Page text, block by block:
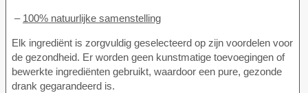
– 100% natuurlijke samenstelling
Elk ingrediënt is zorgvuldig geselecteerd op zijn voordelen voor
de gezondheid. Er worden geen kunstmatige toevoegingen of
bewerkte ingrediënten gebruikt, waardoor een pure, gezonde
drank gegarandeerd is.